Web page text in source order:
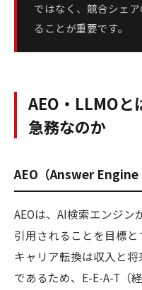
ではなく、競合シェ
ることが重要です。
AEO・LLMOと
急務なのか
AEO（Answer
AEOは、AI検索エンジ
引用されることを目標
キャリア転換は収入と
であるため、E-E-A-T（